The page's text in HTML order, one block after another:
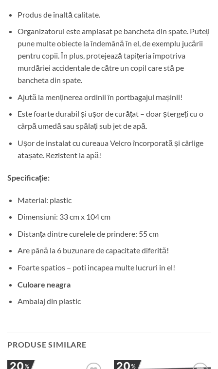
Produs de înaltă calitate.
Organizatorul este amplasat pe bancheta din spate. Puteți
pune multe obiecte la îndemână în el, de exemplu jucării
pentru copii. În plus, protejează tapițeria împotriva
murdăriei accidentale de către un copil care stă pe
bancheta din spate.
Ajută la menținerea ordinii în portbagajul mașinii!
Este foarte durabil și ușor de curățat – doar ștergeți cu o
cârpă umedă sau spălați sub jet de apă.
Ușor de instalat cu cureaua Velcro încorporată și cârlige
atașate. Rezistent la apă!
Specificație:
Material: plastic
Dimensiuni: 33 cm x 104 cm
Distanța dintre curelele de prindere: 55 cm
Are până la 6 buzunare de capacitate diferită!
Foarte spatios – poti incapea multe lucruri in el!
Culoare neagra
Ambalaj din plastic
PRODUSE SIMILARE
20% 20%